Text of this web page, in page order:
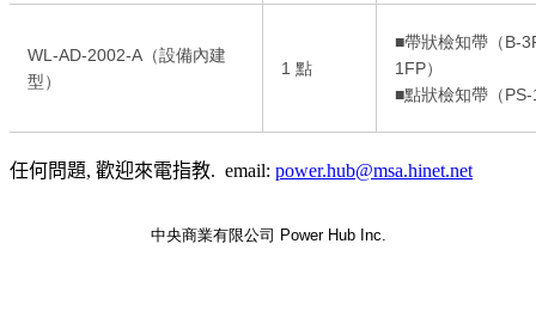
WL-AD-2002-A（設備內建
型）
1 點
■帶狀檢知帶（B-
1FP）
■點狀檢知帶（
任何問題, 歡迎來電指教. email: power.hub@msa.hinet.net
中央商業有限公司 Power Hub Inc.